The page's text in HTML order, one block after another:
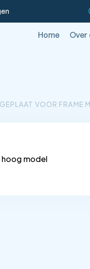
Home Over
VOOR FRAME